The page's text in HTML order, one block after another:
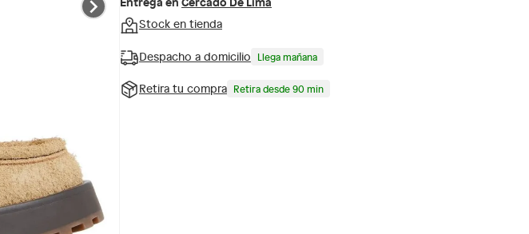
Stock en tienda
Despacho a domicilio Llega mañana
Retira tu compra Retira desde 90 min